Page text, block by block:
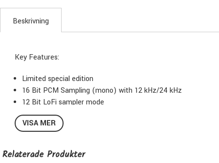
Beskrivning
Key Features:
Limited special edition
16 Bit PCM Sampling (mono) with 12 kHz/24 kHz
12 Bit LoFi sampler mode
Up to 40 seconds of sample memory per sample
Up to 64MB / 256 samples possible for each project
Sample editing in real time
VISA MER
Relaterade Produkter